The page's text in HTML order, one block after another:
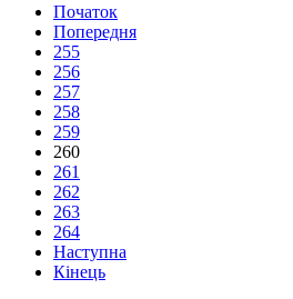
Початок
Попередня
255
256
257
258
259
260
261
262
263
264
Наступна
Кінець